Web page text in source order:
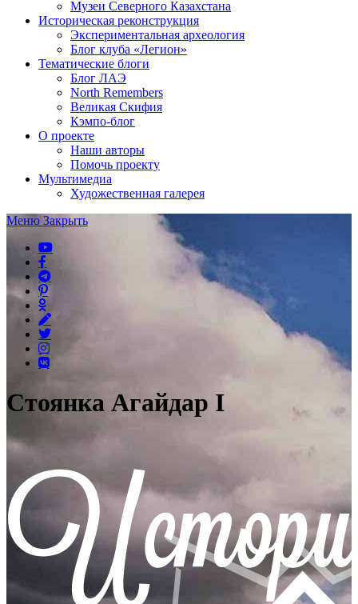
Музеи Северного Казахстана
Историческая реконструкция
Экспериментальная археология
Блог клуба «Легион»
Тематические блоги
Блог ЛАЭ
North Remembers
Великая Скифия
Кэмпо-блог
О проекте
Наши авторы
Помочь проекту
Мультимедиа
Художественная галерея
Меню Закрыть
Стоянка Агайдар І